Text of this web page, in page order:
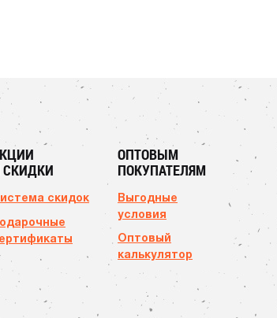
СКИДКИ
скидок
ОПТОВЫМ
ПОКУПАТЕЛЯМ
Выгодные
условия
Оптовый
калькулятор